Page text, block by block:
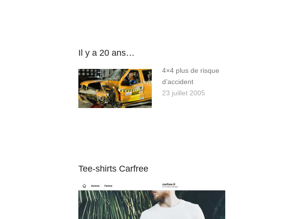
Il y a 20 ans…
4×4 plus de risque
d’accident
23 juillet 2005
Tee-shirts Carfree